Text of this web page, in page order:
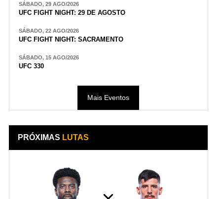
SÁBADO, 29 AGO/2026
UFC FIGHT NIGHT: 29 DE AGOSTO
SÁBADO, 22 AGO/2026
UFC FIGHT NIGHT: SACRAMENTO
SÁBADO, 15 AGO/2026
UFC 330
Mais Eventos
PRÓXIMAS LUTAS